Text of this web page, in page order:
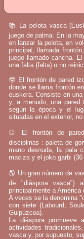
📚 La pelota vasca
juego de palma. En la
en lanzar la pelota, en
principal, llamada
juego llamado cancha.
una falta (falta) o no
🤓 El frontón de pared
donde se llama frontón
euskera. Consiste en
y, a menudo, una
según la época y el
situadas en el exterior,
⚾ El frontón de
disciplinas : paleta de
mano desnuda, la pala
maciza y el joko garbi
🌎 Un gran número de
de "diáspora vasca")
principalmente a
A veces se la denomina
con siete (Labourd,
Guipúzcoa).
La diáspora promueve
actividades
vasca y, por supuesto,